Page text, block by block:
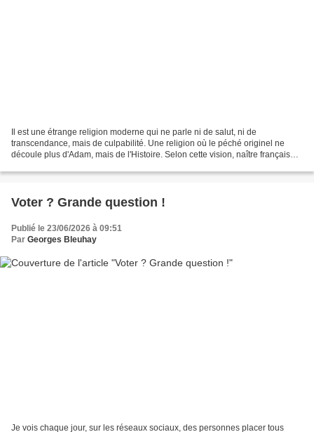
Il est une étrange religion moderne qui ne parle ni de salut, ni de
transcendance, mais de culpabilité. Une religion où le péché originel ne
découle plus d'Adam, mais de l'Histoire. Selon cette vision, naître français
Voter ? Grande question !
Publié le 23/06/2026 à 09:51
Par Georges Bleuhay
Je vois chaque jour, sur les réseaux sociaux, des personnes placer tous